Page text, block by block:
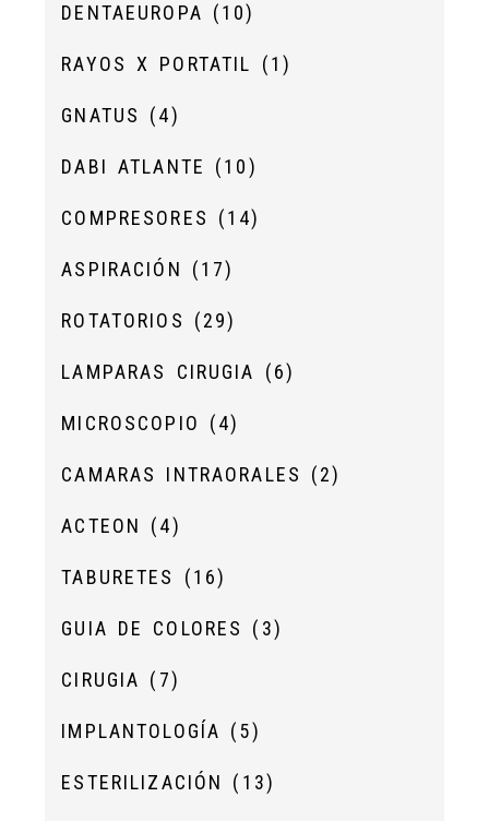
DENTAEUROPA (10)
RAYOS X PORTATIL (1)
GNATUS (4)
DABI ATLANTE (10)
COMPRESORES (14)
ASPIRACIÓN (17)
ROTATORIOS (29)
LAMPARAS CIRUGIA (6)
MICROSCOPIO (4)
CAMARAS INTRAORALES (2)
ACTEON (4)
TABURETES (16)
GUIA DE COLORES (3)
CIRUGIA (7)
IMPLANTOLOGÍA (5)
ESTERILIZACIÓN (13)